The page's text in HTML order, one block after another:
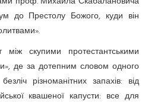
до Престолу Божого, куди він
скупими протестантськими
де за дотепним словом одного
різноманітних запахів: від
квашеної капусти: все для